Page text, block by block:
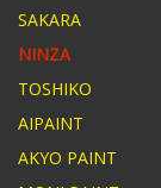
SAKARA
NINZA
TOSHIKO
AIPAINT
AKYO PAINT